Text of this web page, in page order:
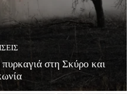
στη Σκύρο και